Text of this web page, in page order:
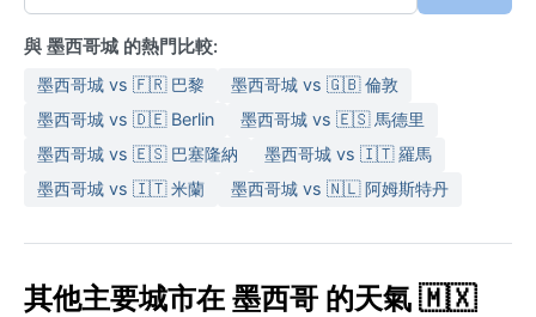
與 墨西哥城 的熱門比較:
墨西哥城 vs 🇫🇷 巴黎
墨西哥城 vs 🇬🇧 倫敦
墨西哥城 vs 🇩🇪 Berlin
墨西哥城 vs 🇪🇸 馬德里
墨西哥城 vs 🇪🇸 巴塞隆納
墨西哥城 vs 🇮🇹 羅馬
墨西哥城 vs 🇮🇹 米蘭
墨西哥城 vs 🇳🇱 阿姆斯特丹
其他主要城市在 墨西哥 的天氣 🇲🇽